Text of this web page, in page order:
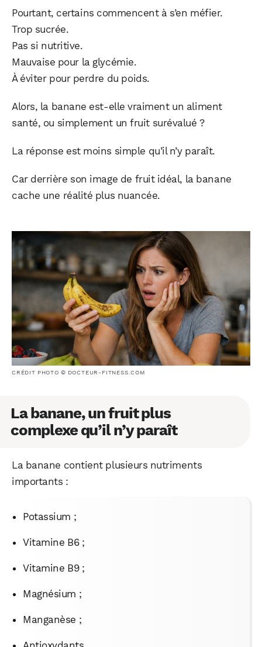
Pourtant, certains commencent à s’en méfier.
Trop sucrée.
Pas si nutritive.
Mauvaise pour la glycémie.
À éviter pour perdre du poids.
Alors, la banane est-elle vraiment un aliment
santé, ou simplement un fruit surévalué ?
La réponse est moins simple qu’il n’y paraît.
Car derrière son image de fruit idéal, la banane
cache une réalité plus nuancée.
CRÉDIT PHOTO © DOCTEUR-FITNESS.COM
La banane, un fruit plus
complexe qu’il n’y paraît
La banane contient plusieurs nutriments
importants :
Potassium ;
Vitamine B6 ;
Vitamine B9 ;
Magnésium ;
Manganèse ;